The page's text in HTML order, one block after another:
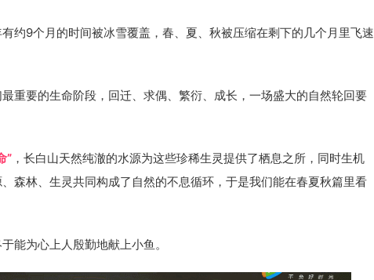
约9个月的时间被冰雪覆盖，春、夏、秋被压缩在剩下的几个月里飞速
重要的生命阶段，回迁、求偶、繁衍、成长，一场盛大的自然轮回要
” ，长白山天然纯澈的水源为这些珍稀生灵提供了栖息之所，同时生机
森林、生灵共同构成了自然的不息循环，于是我们能在春夏秋篇里看
能为心上人殷勤地献上小鱼。